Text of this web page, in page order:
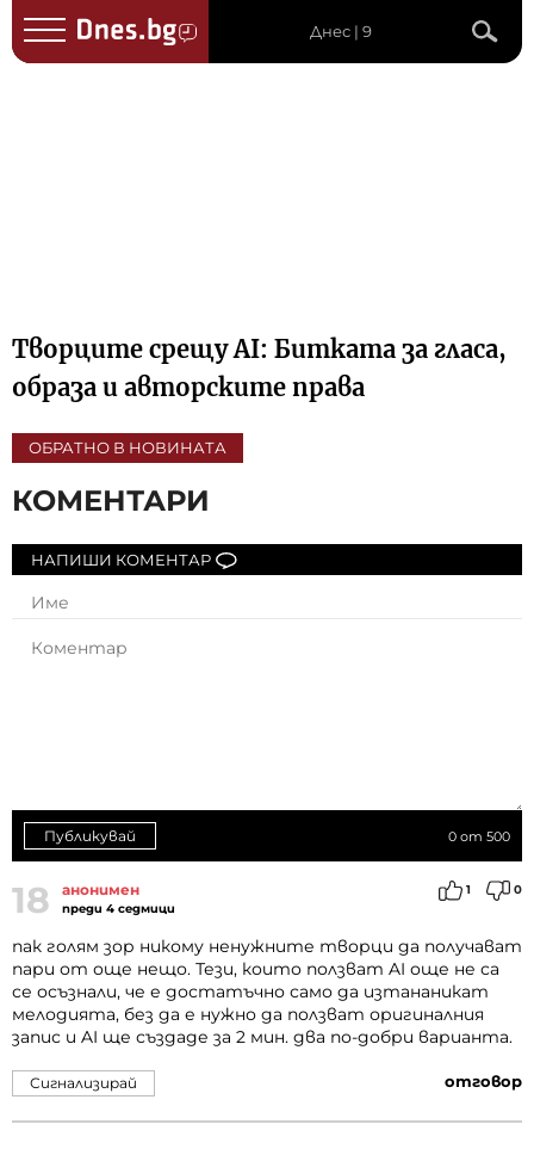
Днес | 9
Творците срещу AI: Битката за гласа,
образа и авторските права
ОБРАТНО В НОВИНАТА
КОМЕНТАРИ
НАПИШИ КОМЕНТАР
0 от 500
Публикувай
18 анонимен
преди 4 седмици
1 0
пак голям зор никому ненужните творци да получават
пари от още нещо. Тези, които ползват AI още не са
се осъзнали, че е достатъчно само да изтананикат
мелодията, без да е нужно да ползват оригиналния
запис и AI ще създаде за 2 мин. два по-добри варианта.
отговор
Сигнализирай